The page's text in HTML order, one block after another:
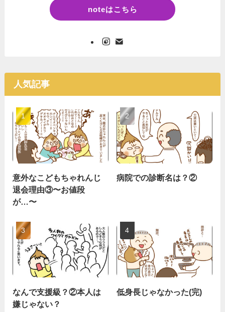
noteはこちら
人気記事
意外なこどもちゃれんじ
退会理由③〜お値段
が…〜
病院での診断名は？②
なんで支援級？②本人は
嫌じゃない？
低身長じゃなかった(完)